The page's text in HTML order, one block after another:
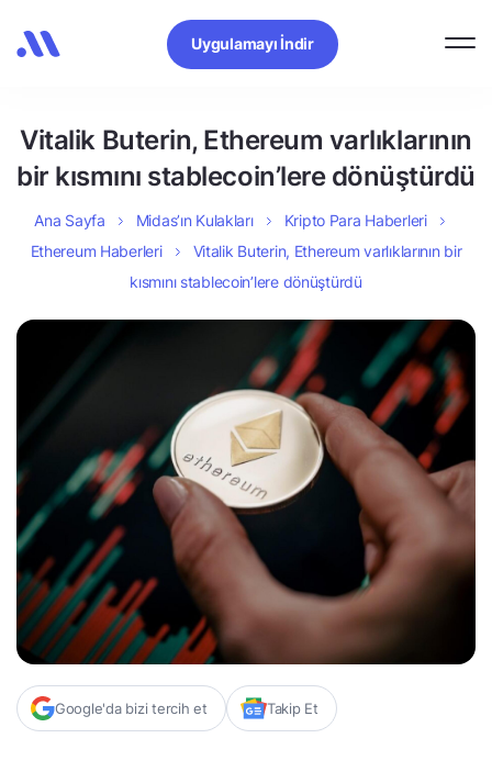
Uygulamayı İndir
Vitalik Buterin, Ethereum varlıklarının
bir kısmını stablecoin’lere dönüştürdü
Ana Sayfa Midas’ın Kulakları
Kripto Para Haberleri
Ethereum Haberleri
Vitalik Buterin, Ethereum varlıklarının bir
kısmını stablecoin’lere dönüştürdü
Google'da bizi tercih et Takip Et